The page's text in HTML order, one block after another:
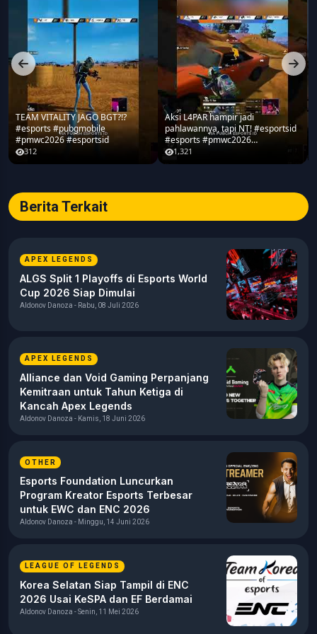
gamers di Indonesia.
TEAM VITALITY JAGO BGT?!?
#esports #pubgmobile
#pmwc2026 #esportsid
312
Aksi L4PAR hampir jadi
pahlawannya, tapi NT! #esportsid
#esports #pmwc2026
#pubgmobile #teamrrq
1,321
Berita Terkait
APEX LEGENDS
ALGS Split 1 Playoffs di Esports World
Cup 2026 Siap Dimulai
Aldonov Danoza - Rabu, 08 Juli 2026
APEX LEGENDS
Alliance dan Void Gaming Perpanjang
Kemitraan untuk Tahun Ketiga di
Kancah Apex Legends
Aldonov Danoza - Kamis, 18 Juni 2026
OTHER
Esports Foundation Luncurkan
Program Kreator Esports Terbesar
untuk EWC dan ENC 2026
Aldonov Danoza - Minggu, 14 Juni 2026
LEAGUE OF LEGENDS
Korea Selatan Siap Tampil di ENC
2026 Usai KeSPA dan EF Berdamai
Aldonov Danoza - Senin, 11 Mei 2026